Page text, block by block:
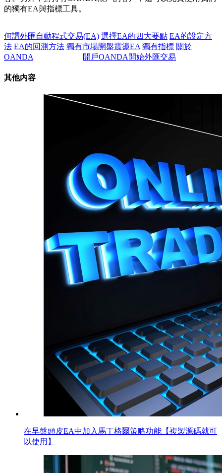
的獨有EA與指標工具。
何謂外匯自動程式交易(EA) 選擇EA的四大要點 EA的設定方
法 EA的回測方法 獨有市場開盤震盪EA 獨有指標 關於
OANDA
開戶OANDA開始外匯交易
其他内容
在早盤頭皮EA中加入馬丁格爾策略功能【複製源碼就可
以使用】